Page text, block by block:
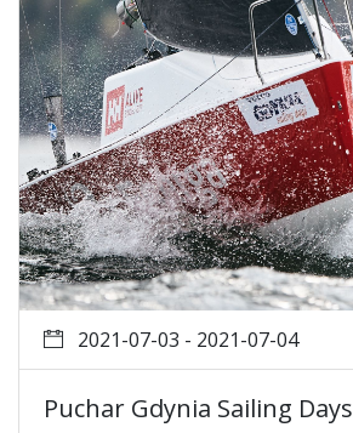
2021-07-03 - 2021-07-04
Puchar Gdynia Sailing Days